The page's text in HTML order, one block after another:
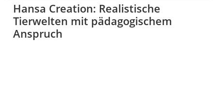
Hansa Creation: Realistische
Tierwelten mit pädagogischem
Anspruch